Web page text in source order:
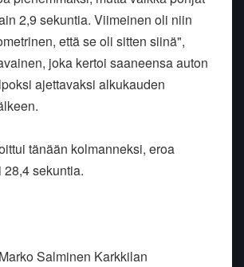
2,9 sekuntia. Viimeinen oli niin
että se oli sitten siinä",
joka kertoi saaneensa auton
ajettavaksi alkukauden
tänään kolmanneksi, eroa
28,4 sekuntia.
Salminen Karkkilan